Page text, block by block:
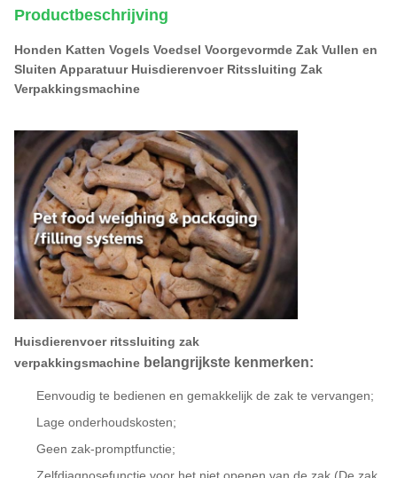
Productbeschrijving
Honden Katten Vogels Voedsel Voorgevormde Zak Vullen en
Sluiten Apparatuur Huisdierenvoer Ritssluiting Zak
Verpakkingsmachine
Huisdierenvoer ritssluiting zak
verpakkingsmachine belangrijkste kenmerken:
Eenvoudig te bedienen en gemakkelijk de zak te vervangen;
Lage onderhoudskosten;
Geen zak-promptfunctie;